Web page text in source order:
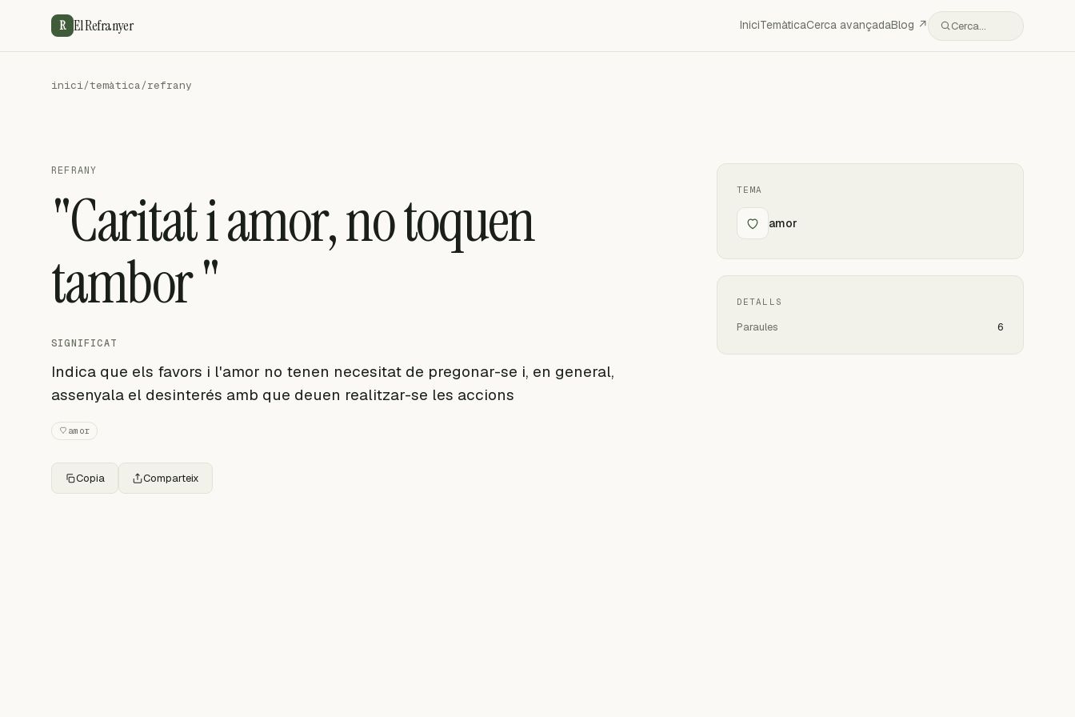
R El Refranyer IniciTemàticaCerca avançadaBlog ↗ Cerca…
inici/temàtica/refrany
REFRANY
"Caritat i amor, no toquen
tambor "
SIGNIFICAT
Indica que els favors i l'amor no tenen necesitat de pregonar-se i, en general,
assenyala el desinterés amb que deuen realitzar-se les accions
amor
Copia Comparteix
TEMA
amor
DETALLS
Paraules 6